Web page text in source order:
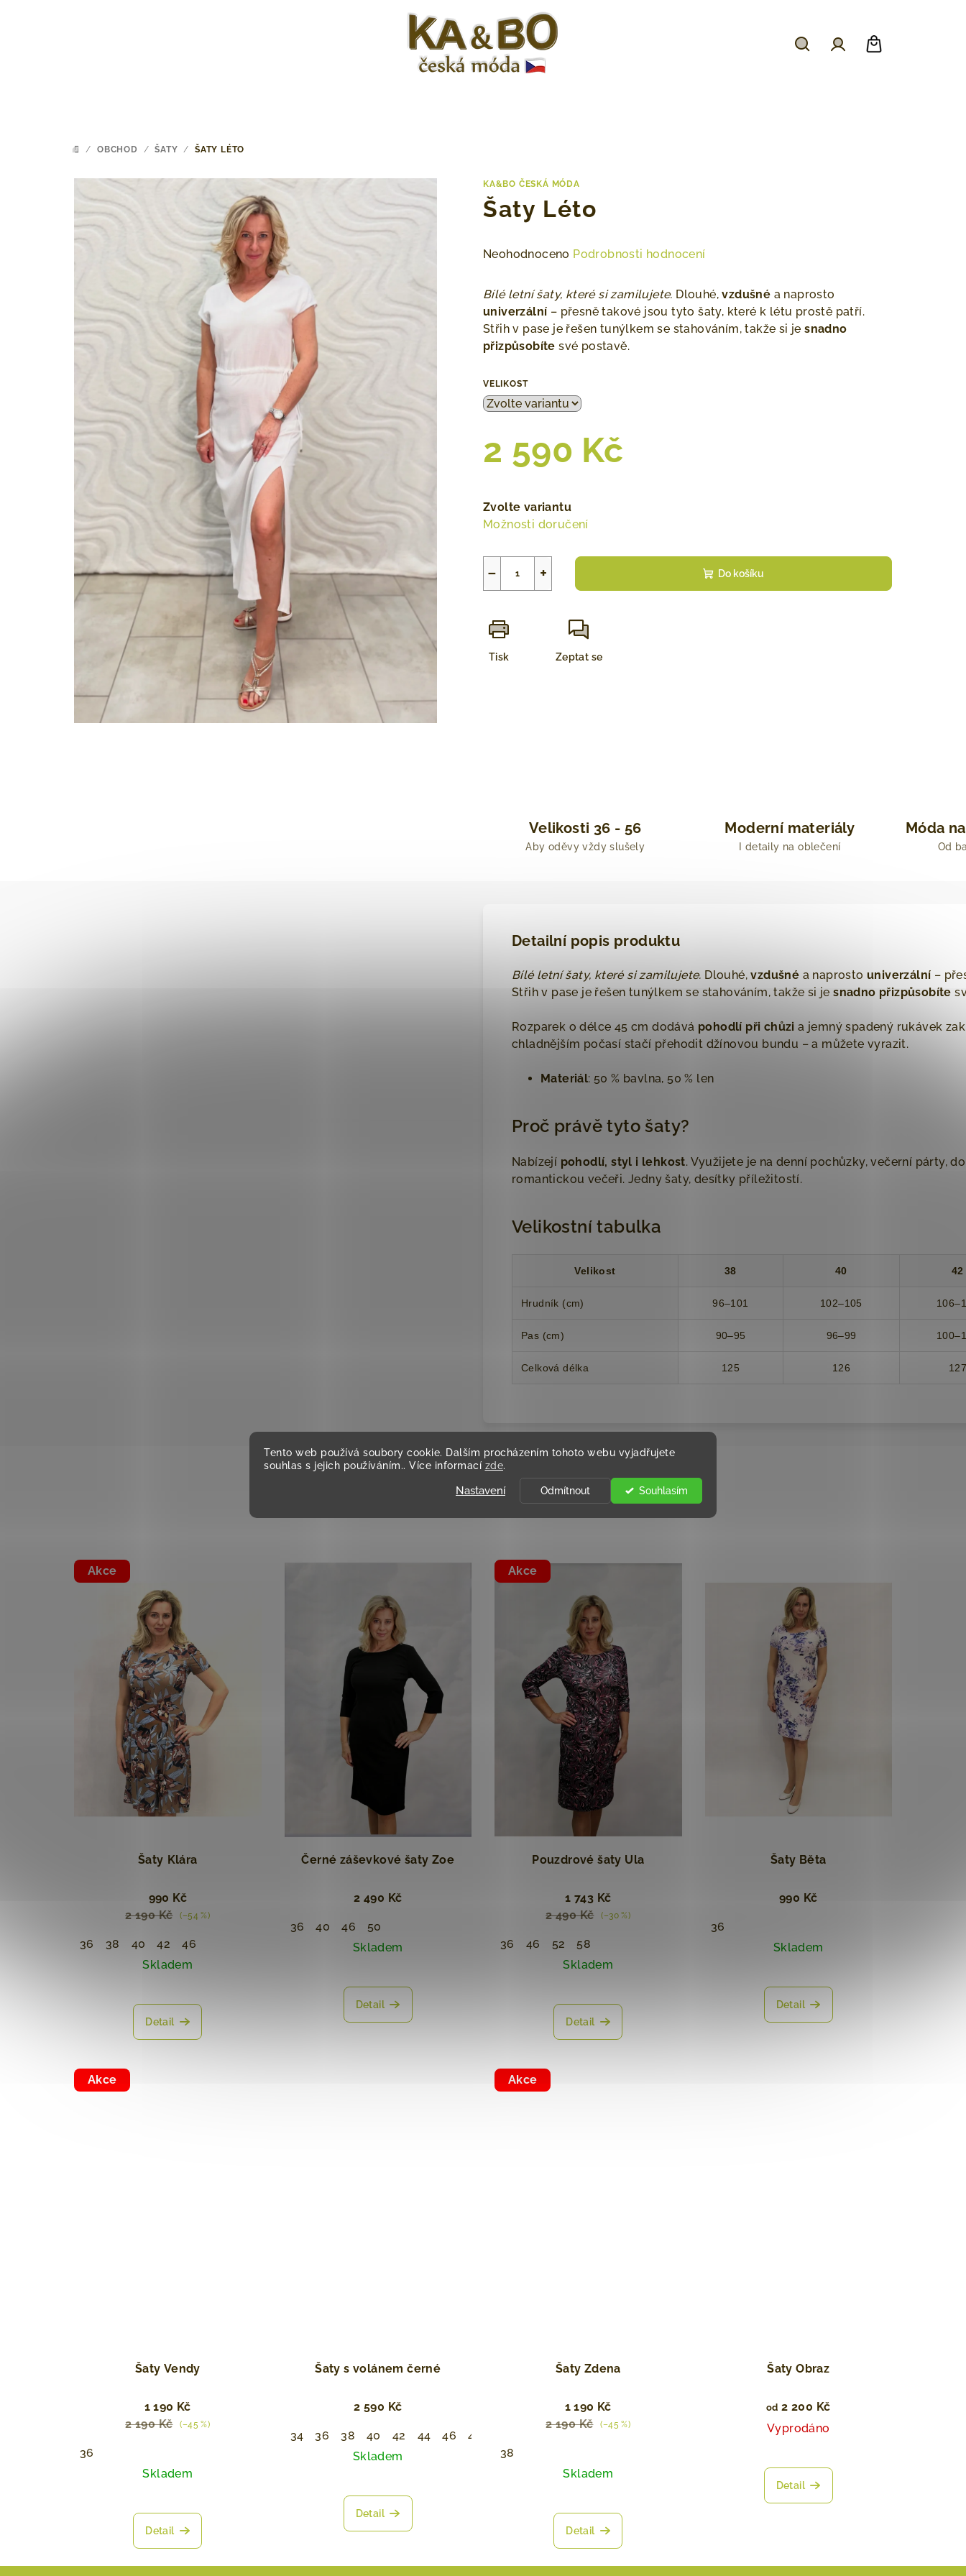
Tento web používá soubory cookie. Dalším procházením tohoto webu vyjadřujete
souhlas s jejich používáním.. Více informací zde.
Souhlasím
Odmítnout
Nastavení
DOMŮ
/ OBCHOD / ŠATY / ŠATY LÉTO
KA&BO ČESKÁ MÓDA
Šaty Léto
Průměrné
produktu
0,0
5
Neohodnoceno Podrobnosti hodnocení
Bílé letní šaty, které si zamilujete. Dlouhé,vzdušné a naprosto
univerzální – přesně takové jsou tyto šaty, které k létu prostě patří.
Střih v pase je řešen tunýlkem se stahováním, takže si jesnadno
přizpůsobíte své postavě.
VELIKOST
2 590 Kč
cena:
Zvolte variantu
Možnosti doručení
+
− Do košíku
Tisk Zeptat se
Velikosti 36 - 56
Aby oděvy vždy slušely
Moderní materiály
I detaily na oblečení
Móda
Od
Detailní popis produktu
Bílé letní šaty, které si zamilujete. Dlouhé,vzdušné a naprostouniverzální –
Střih v pase je řešen tunýlkem se stahováním, takže si jesnadno přizpůsobíte
Rozparek o délce 45 cm dodává pohodlí při chůzi a jemný spadený rukávek
chladnějším počasí stačí přehodit džínovou bundu – a můžete vyrazit.
Materiál: 50 % bavlna, 50 % len
Proč právě tyto šaty?
Nabízejí pohodlí, styl i lehkost. Využijete je na denní pochůzky, večerní párty,
romantickou večeři. Jedny šaty, desítky příležitostí.
Velikostní tabulka
Velikost 38 40 42
Hrudník (cm) 96–101 102–105
Pas (cm) 90–95 96–99
Celková délka 125 126
Podobné produkty
Akce
Šaty ⁠⁠Klára
990 Kč
2 190 Kč
(–54 %)
36 38 40 42
46
Skladem
Detail
Černé záševkové šaty Zoe
2 490 Kč
36 40 46
50
Skladem
Detail
Akce
Pouzdrové šaty Ula
1 743 Kč
2 490 Kč
(–30 %)
36 46 52
58
Skladem
Detail
Šaty Běta
990 Kč
36
Skladem
Detail
Akce
Šaty Vendy
1 190 Kč
2 190 Kč
(–45 %)
36
Skladem
Detail
Šaty s volánem černé
2 590 Kč
34 36 38 40 42 44 46 48
Skladem
Detail
Akce
Šaty Zdena
1 190 Kč
2 190 Kč
(–45 %)
38
Skladem
Detail
Šaty Obraz
od 2 200 Kč
Vyprodáno
Detail